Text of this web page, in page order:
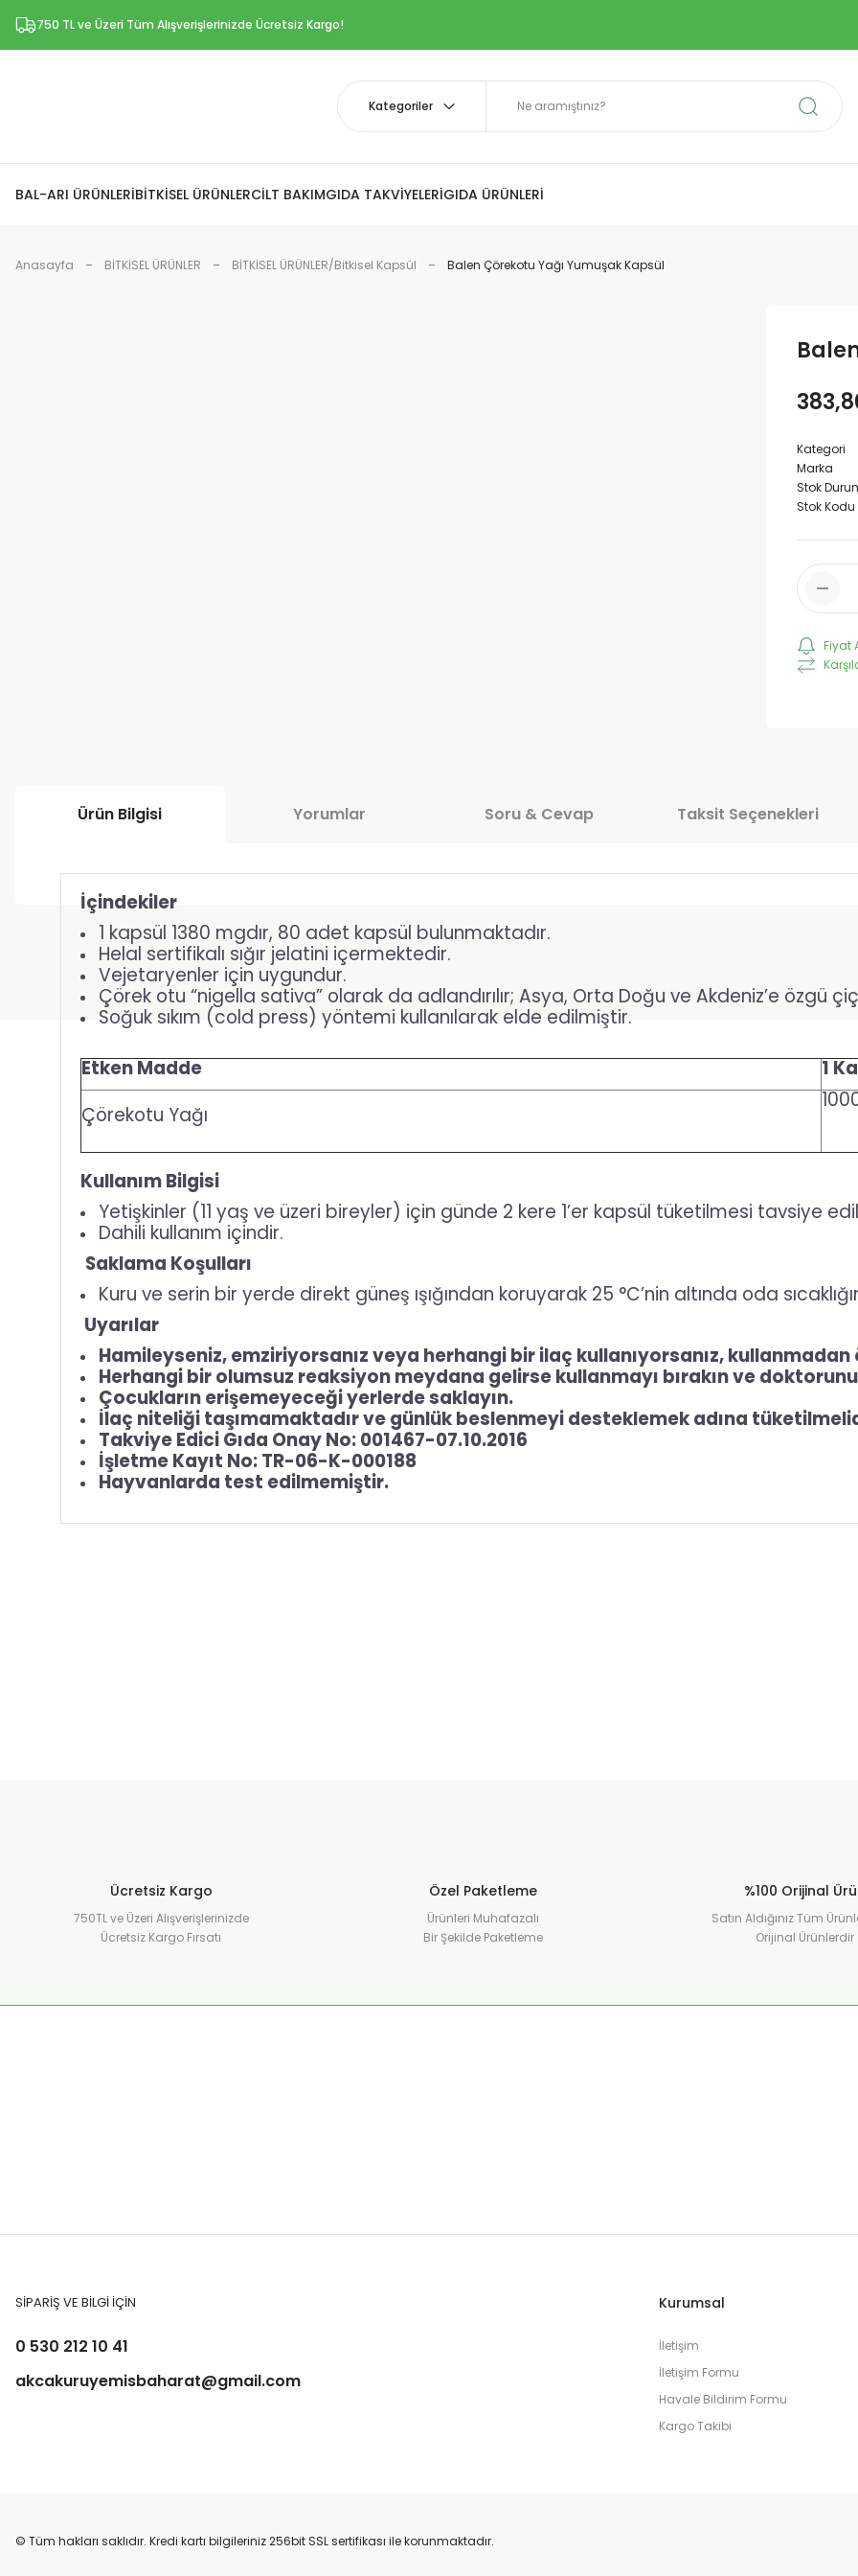
750 TL ve Üzeri Tüm Alışverişlerinizde Ücretsiz Kargo!
BAL-ARI ÜRÜNLERİBİTKİSEL ÜRÜNLERCİLT BAKIMGIDA TAKVİYELERİGIDA ÜRÜNLERİ
Anasayfa BİTKİSEL ÜRÜNLER BİTKİSEL ÜRÜNLER/Bitkisel Kapsül Balen Çörekotu Yağı Yumuşak Kapsül
Kategori
Marka
Stok
Stok Kodu
Fiyat
Ürün Bilgisi Yorumlar Soru & Cevap Taksit Seçenekleri
İçindekiler
1 kapsül 1380 mgdır, 80 adet kapsül bulunmaktadır.
Helal sertifikalı sığır jelatini içermektedir.
Vejetaryenler için uygundur.
Çörek otu “nigella sativa” olarak da adlandırılır; Asya, Orta Doğu ve Akdeniz’e özgü
Soğuk sıkım (cold press) yöntemi kullanılarak elde edilmiştir.
Etken Madde
1
Çörekotu Yağı
Kullanım Bilgisi
Yetişkinler (11 yaş ve üzeri bireyler) için günde 2 kere 1’er kapsül tüketilmesi tavsiye
Dahili kullanım içindir.
Saklama Koşulları
Kuru ve serin bir yerde direkt güneş ışığından koruyarak 25 °C’nin altında oda
Uyarılar
Hamileyseniz, emziriyorsanız veya herhangi bir ilaç kullanıyorsanız, kullanmadan
Herhangi bir olumsuz reaksiyon meydana gelirse kullanmayı bırakın ve
Çocukların erişemeyeceği yerlerde saklayın.
İlaç niteliği taşımamaktadır ve günlük beslenmeyi desteklemek adına
Takviye Edici Gıda Onay No: 001467-07.10.2016
İşletme Kayıt No: TR-06-K-000188
Hayvanlarda test edilmemiştir.
Ücretsiz Kargo
750TL ve Üzeri Alışverişlerinizde
Ücretsiz Kargo Fırsatı
Özel Paketleme
Ürünleri Muhafazalı
Bir Şekilde Paketleme
%100 Orijinal
Satın Aldığınız Tüm
Orijinal Ürünlerdir
SİPARİŞ VE BİLGİ İÇİN
0 530 212 10 41
akcakuruyemisbaharat@gmail.com
Kurumsal
İletişim
İletişim Formu
Havale Bildirim Formu
Kargo Takibi
© Tüm hakları saklıdır. Kredi kartı bilgileriniz 256bit SSL sertifikası ile korunmaktadır.